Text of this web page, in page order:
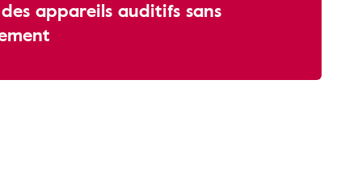
appareils auditifs sans